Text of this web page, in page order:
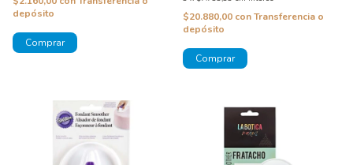
depósito
$20.880,00 conTransferencia o
depósito